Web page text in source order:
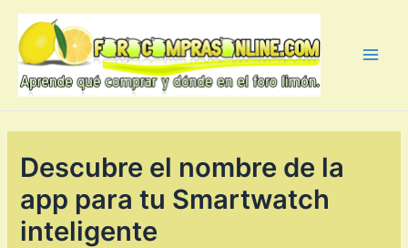
contenido
Descubre el nombre de la
app para tu Smartwatch
inteligente